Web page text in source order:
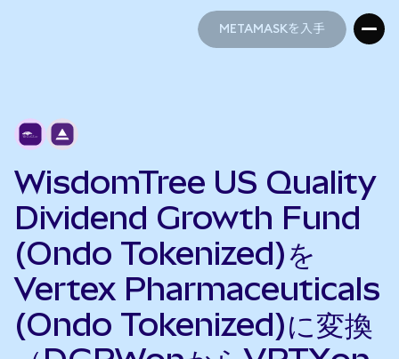
METAMASKを入手
WisdomTree US Quality
Dividend Growth Fund
(Ondo Tokenized)を
Vertex Pharmaceuticals
(Ondo Tokenized)に変換